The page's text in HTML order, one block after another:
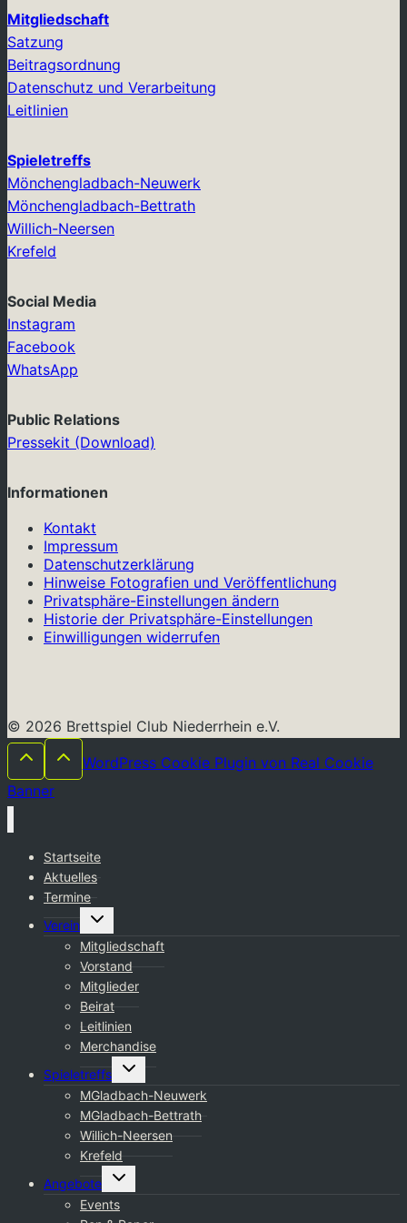
Mitgliedschaft
Satzung
Beitragsordnung
Datenschutz und Verarbeitung
Leitlinien
Spieletreffs
Mönchengladbach-Neuwerk
Mönchengladbach-Bettrath
Willich-Neersen
Krefeld
Social Media
Instagram
Facebook
WhatsApp
Public Relations
Pressekit (Download)
Informationen
Kontakt
Impressum
Datenschutzerklärung
Hinweise Fotografien und Veröffentlichung
Privatsphäre-Einstellungen ändern
Historie der Privatsphäre-Einstellungen
Einwilligungen widerrufen
© 2026 Brettspiel Club Niederrhein e.V.
WordPress Cookie Plugin von Real Cookie
Banner
Startseite
Aktuelles
Termine
Verein
Untermenü
umschalten
Mitgliedschaft
Vorstand
Mitglieder
Beirat
Leitlinien
Merchandise
Spieletreffs
Untermenü
umschalten
MGladbach-Neuwerk
MGladbach-Bettrath
Willich-Neersen
Krefeld
Angebote
Untermenü
umschalten
Events